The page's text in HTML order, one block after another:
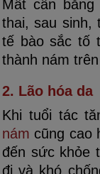
Mất cân
thai, sau
tế bào sắc tố
thành nám
2. Lão hóa da
Khi tuổi tác
nám cũng cao
đến sức khỏe
đi và khó